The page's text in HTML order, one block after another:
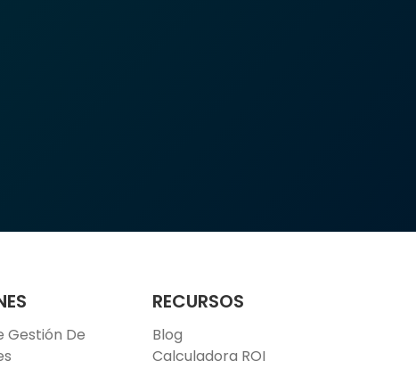
Gestión De
RECURSOS
Blog
Calculadora ROI